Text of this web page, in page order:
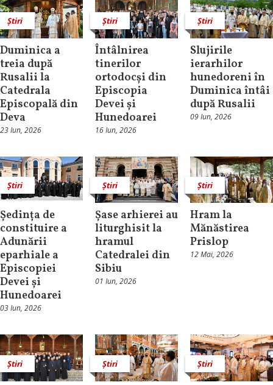
Știri
Duminica a
treia după
Rusalii la
Catedrala
Episcopală din
Deva
23 Iun, 2026
Știri
Întâlnirea
tinerilor
ortodocși din
Episcopia
Devei și
Hunedoarei
16 Iun, 2026
Știri
Slujirile
ierarhilor
hunedoreni în
Duminica întâi
după Rusalii
09 Iun, 2026
Știri
Ședința de
constituire a
Adunării
eparhiale a
Episcopiei
Devei și
Hunedoarei
03 Iun, 2026
Știri
Șase arhierei au
liturghisit la
hramul
Catedralei din
Sibiu
01 Iun, 2026
Știri
Hram la
Mănăstirea
Prislop
12 Mai, 2026
Știri Știri Știri